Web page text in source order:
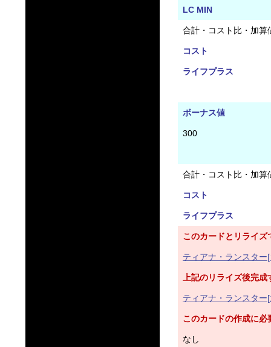
LC MIN
合計・コスト比・加算
コスト
ライフプラス
ボーナス値
300
合計・コスト比・加算
コスト
ライフプラス
このカードとリライズ
ティアナ・ランスター
上記のリライズ後完
ティアナ・ランスター
このカードの作成に必
なし